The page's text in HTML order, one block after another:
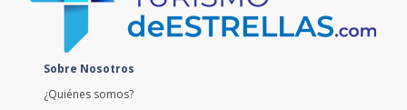
Sobre Nosotros
¿Quiénes somos?